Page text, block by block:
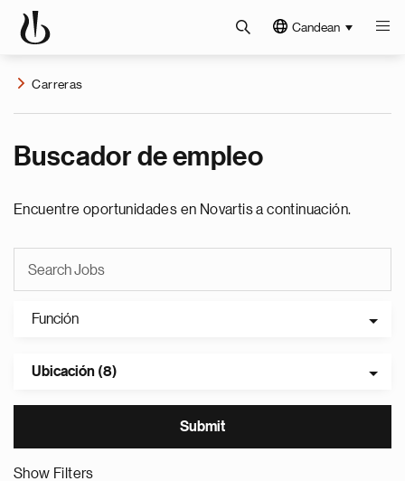
Candean
Carreras
Buscador de empleo
Encuentre oportunidades en Novartis a continuación.
Función
Ubicación (8)
Show Filters